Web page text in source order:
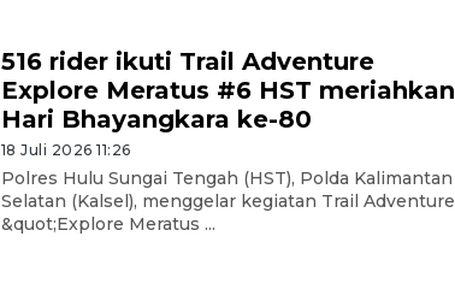
516 rider ikuti Trail Adventure
Explore Meratus #6 HST meriahkan
Hari Bhayangkara ke-80
18 Juli 2026 11:26
Polres Hulu Sungai Tengah (HST), Polda Kalimantan
Selatan (Kalsel), menggelar kegiatan Trail Adventure
&quot;Explore Meratus ...